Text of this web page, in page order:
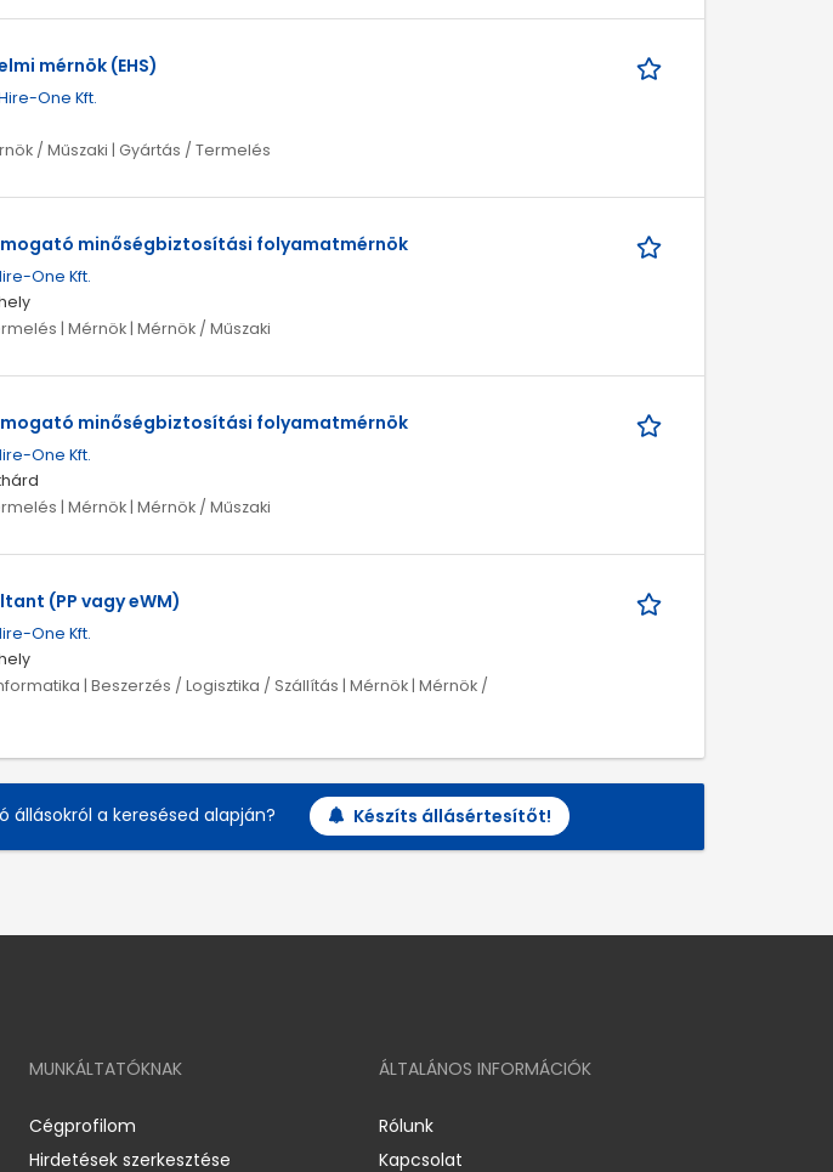
mérnök (EHS)
One Kft.
/ Műszaki | Gyártás / Termelés
minőségbiztosítási folyamatmérnök
One Kft.
| Mérnök | Mérnök / Műszaki
minőségbiztosítási folyamatmérnök
One Kft.
| Mérnök | Mérnök / Műszaki
(PP vagy eWM)
One Kft.
| Beszerzés / Logisztika / Szállítás | Mérnök | Mérnök /
állásokról a keresésed alapján? Készíts állásértesítőt!
MUNKÁLTATÓKNAK
Cégprofilom
Hirdetések szerkesztése
ÁLTALÁNOS INFORMÁCIÓK
Rólunk
Kapcsolat